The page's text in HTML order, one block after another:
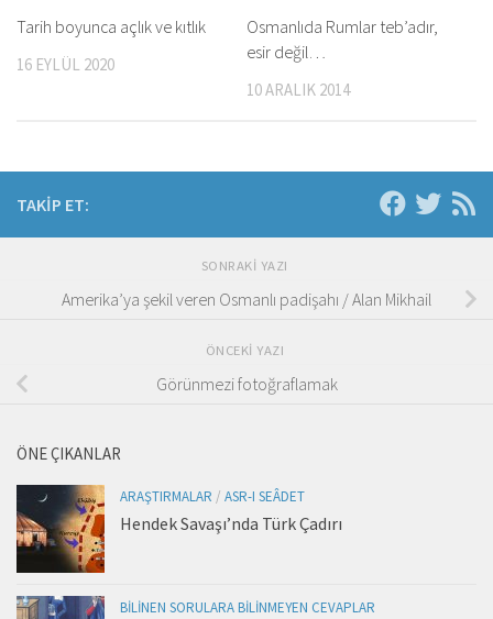
Tarih boyunca açlık ve kıtlık
16 EYLÜL 2020
Osmanlıda Rumlar teb’adır,
esir değil…
10 ARALIK 2014
TAKIP ET:
SONRAKI YAZI
Amerika’ya şekil veren Osmanlı padişahı / Alan Mikhail
ÖNCEKI YAZI
Görünmezi fotoğraflamak
ÖNE ÇIKANLAR
ARAŞTIRMALAR / ASR-I SEÂDET
Hendek Savaşı’nda Türk Çadırı
BILINEN SORULARA BILINMEYEN CEVAPLAR